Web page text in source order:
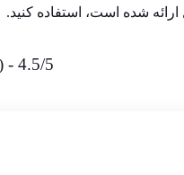
شده است، استفاده کنید.
4.5/5 - (4 امتیاز)